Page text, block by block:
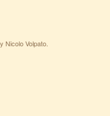
Nicolo Volpato.